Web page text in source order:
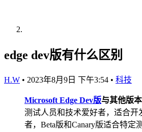
edge dev版有什么区别
H.W • 2023年8月9日 下午3:54 • 科技
Microsoft Edge Dev版与其他版
测试人员和技术爱好者，适合开
者，Beta版和Canary版适合特定